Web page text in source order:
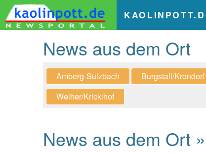
News aus dem Ort
Amberg-Sulzbach Burgstall/Krondorf
Weiher/Kricklhof
News aus dem Ort